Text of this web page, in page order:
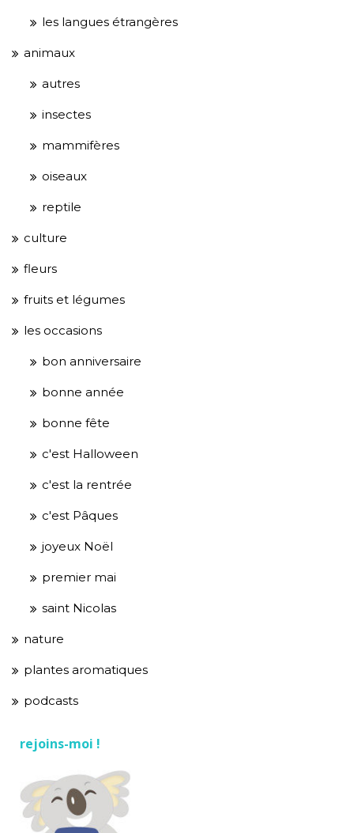
les langues étrangères
animaux
autres
insectes
mammifères
oiseaux
reptile
culture
fleurs
fruits et légumes
les occasions
bon anniversaire
bonne année
bonne fête
c'est Halloween
c'est la rentrée
c'est Pâques
joyeux Noël
premier mai
saint Nicolas
nature
plantes aromatiques
podcasts
rejoins-moi !